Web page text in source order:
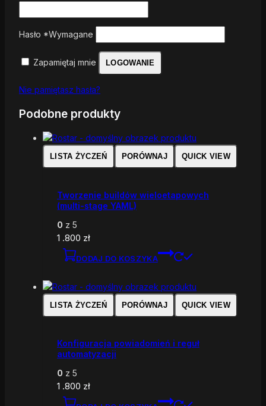
Hasło *Wymagane
Zapamiętaj mnie LOGOWANIE
Nie pamiętasz hasła?
Podobne produkty
LISTA ŻYCZEŃ PORÓWNAJ QUICK VIEW
Tworzenie buildów wieloetapowych
(multi-stage YAML)
0 z 5
1 .800 zł
DODAJ DO KOSZYKA
LISTA ŻYCZEŃ PORÓWNAJ QUICK VIEW
Konfiguracja powiadomień i reguł
automatyzacji
0 z 5
1 .800 zł